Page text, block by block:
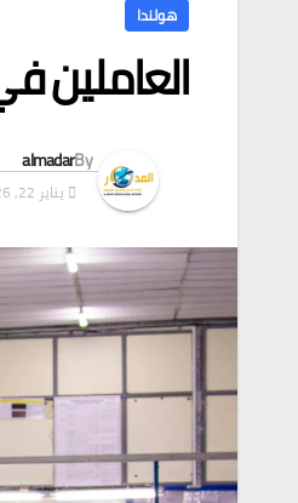
هولندا
العاملين
By
almadar
يناير 22, 2026